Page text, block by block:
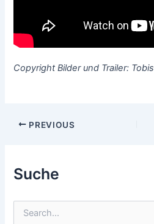
Suche
Copyright Bilder und Trailer: Tobis
Post
PREVIOUS